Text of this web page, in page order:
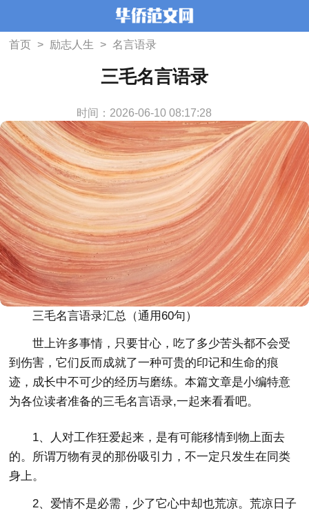
首页 > 励志人生 > 名言语录
三毛名言语录
时间：2026-06-10 08:17:28
三毛名言语录汇总（通用60句）
世上许多事情，只要甘心，吃了多少苦头都不会受
到伤害，它们反而成就了一种可贵的印记和生命的痕
迹，成长中不可少的经历与磨练。本篇文章是小编特意
为各位读者准备的三毛名言语录,一起来看看吧。
1、人对工作狂爱起来，是有可能移情到物上面去
的。所谓万物有灵的那份吸引力，不一定只发生在同类
身上。
2、爱情不是必需，少了它心中却也荒凉。荒凉日子